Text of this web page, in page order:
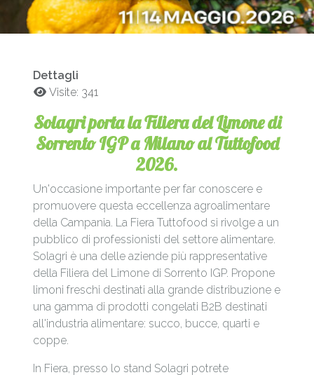
Dettagli
Visite: 341
Solagri porta la Filiera del Limone di
Sorrento IGP a Milano al Tuttofood
2026.
Un'occasione importante per far conoscere e
promuovere questa eccellenza agroalimentare
della Campania. La Fiera Tuttofood si rivolge a un
pubblico di professionisti del settore alimentare.
Solagri è una delle aziende più rappresentative
della Filiera del Limone di Sorrento IGP. Propone
limoni freschi destinati alla grande distribuzione e
una gamma di prodotti congelati B2B destinati
all'industria alimentare: succo, bucce, quarti e
coppe.
In Fiera, presso lo stand Solagri potrete